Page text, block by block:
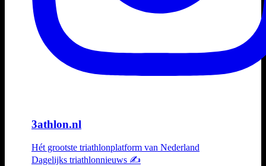
3athlon.nl
Hét grootste triathlonplatform van Nederland
Dagelijks triathlonnieuws ✍️